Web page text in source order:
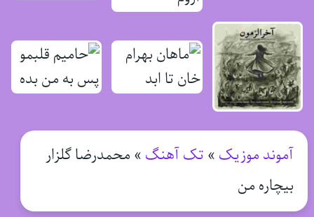
آموند موزیک » تک آهنگ » محمدرضا گلزار
بیچاره من